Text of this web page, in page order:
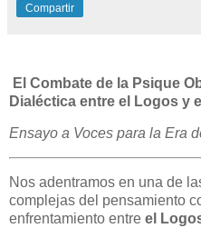
Compartir
El Combate de la Psique
Dialéctica entre el Logos y
Ensayo a Voces para la Era
Nos adentramos en una de
complejas del pensamiento
enfrentamiento entre el